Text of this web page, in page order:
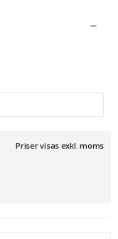
Priser visas exkl. moms